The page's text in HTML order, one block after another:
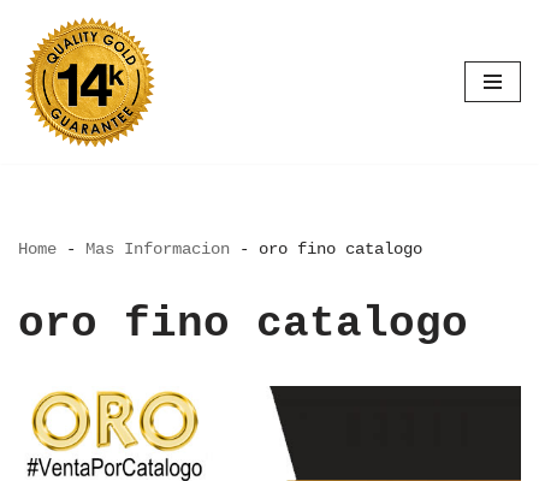
Saltar
al
contenido
Home - Mas Informacion - oro fino catalogo
oro fino catalogo